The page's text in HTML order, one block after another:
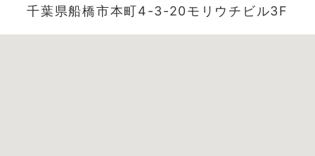
千葉県船橋市本町4-3-20モリウチビル3F